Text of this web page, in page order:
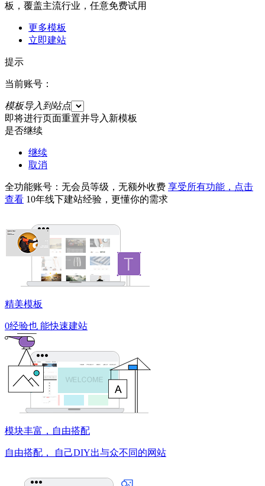
板，覆盖主流行业，任意免费试用
更多模板
立即建站
提示
当前账号：
模板导入到站点
即将进行页面重置并导入新模板
是否继续
继续
取消
全功能账号：无会员等级，无额外收费 享受所有功能，点击
查看 10年线下建站经验，更懂你的需求
精美模板
0经验也 能快速建站
模块丰富，自由搭配
自由搭配， 自己DIY出与众不同的网站